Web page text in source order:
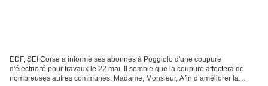
EDF, SEI Corse a informé ses abonnés à Poggiolo d'une coupure
d'électricité pour travaux le 22 mai. Il semble que la coupure affectera de
nombreuses autres communes. Madame, Monsieur, Afin d’améliorer la